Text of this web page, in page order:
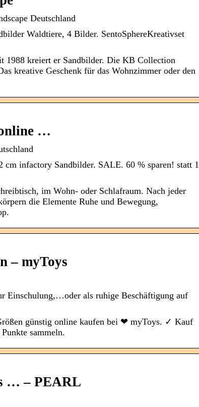
Deutschland
Waldtiere, 4 Bilder. SentoSphereKreativset
1988 kreiert er Sandbilder. Die KB Collection
kreative Geschenk für das Wohnzimmer oder den
…
infactory Sandbilder. SALE. 60 % sparen! statt 1
im Wohn- oder Schlafraum. Nach jeder
die Elemente Ruhe und Bewegung,
– myToys
Einschulung,…oder als ruhige Beschäftigung auf
günstig online kaufen bei ❤ myToys. ✓ Kauf
sammeln.
… – PEARL